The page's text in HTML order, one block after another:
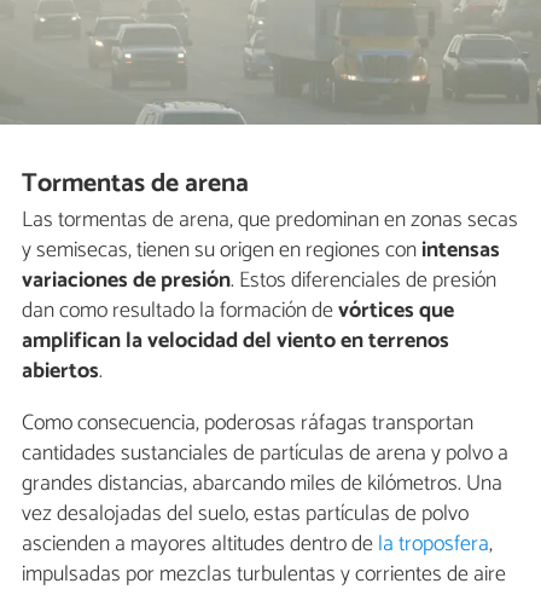
Tormentas de arena
Las tormentas de arena, que predominan en zonas secas
y semisecas, tienen su origen en regiones conintensas
variaciones de presión. Estos diferenciales de presión
dan como resultado la formación devórtices que
amplifican la velocidad del viento en terrenos
abiertos.
Como consecuencia, poderosas ráfagas transportan
cantidades sustanciales de partículas de arena y polvo a
grandes distancias, abarcando miles de kilómetros. Una
vez desalojadas del suelo, estas partículas de polvo
ascienden a mayores altitudes dentro dela troposfera,
impulsadas por mezclas turbulentas y corrientes de aire